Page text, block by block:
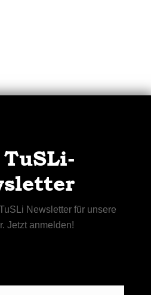
Newsletter für unsere
Jetzt anmelden!